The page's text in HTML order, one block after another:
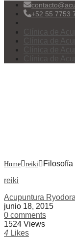
+52 55 7753
Clínica de
Clínica de
Clínica de
Clínica de
Home reiki
Filosofía
reiki
Acupuntura
junio 18, 2015
0 comments
1524 Views
4 Likes